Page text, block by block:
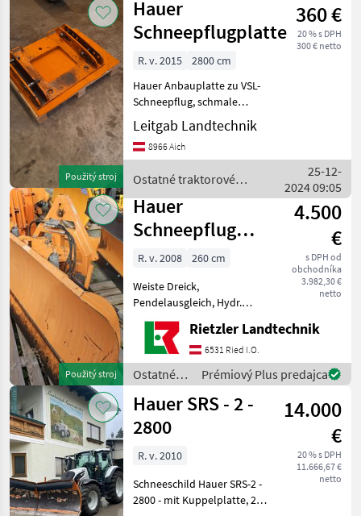
komponenty
/ Hauer
Použitý stroj
Hauer
Schneepflugplatte
360 €
20 % s DPH
300 € netto
R. v. 2015
2800 cm
Hauer Anbauplatte zu VSL-
Schneepflug, schmale
Aufnahme inkl.Bolzen.
pripevnenie tabuľky, :
pripevnenie tabuľky
komponenty Snehový pluh
Leitgab Landtechnik
8966 Aich
Ostatné traktorové
komponenty / Hauer
25-12-
2024 09:05
Použitý stroj
Hauer
Schneepflug
Hs2600
4.500
€
s DPH od
obchodníka
3.982,30 €
netto
R. v. 2008
260 cm
Weiste Dreick,
Pendelausgleich, Hydr.
Seitenverstellung,
Räumbreite: 2250mm,
geschraubte Schürfleite
rezné hrany: Rezné hrany z
ocele, úprava: hydraulický
Ostatné tra
Rietzler Landtechnik
6531 Ried I.O.
Ostatné
traktorové
komponenty
/ Hauer
Prémiový Plus predajca
Hauer SRS - 2 -
2800
14.000
€
20 % s DPH
11.666,67 €
netto
R. v. 2010
Schneeschild Hauer SRS-2 -
2800 - mit Kuppelplatte, 2-